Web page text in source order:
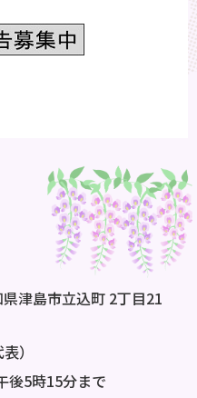
津島市立込町 2丁目21
）
後5時15分まで